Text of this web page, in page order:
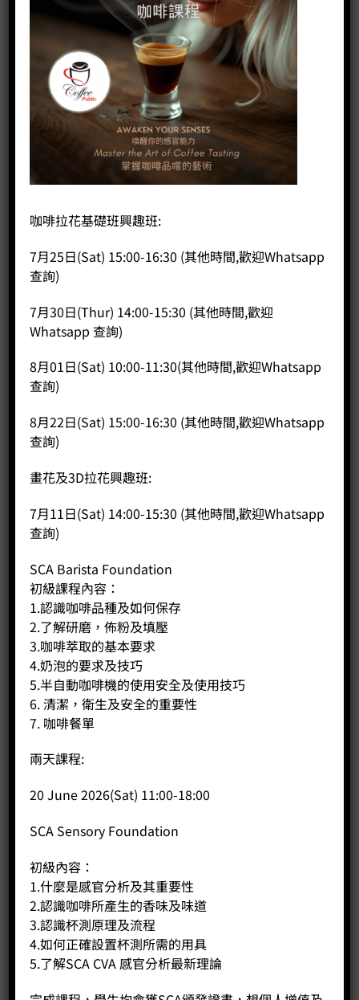
- +
S43 衣索匹亞罕貝拉可如蜜非洲收穫祭風味大賽水洗組第一名
(15克*7包)
-
BUY NOW
咖啡拉花基礎班興趣班:
7月25日(Sat) 15:00-16:30 (其他時間,歡迎Whatsapp
查詢)
7月30日(Thur) 14:00-15:30 (其他時間,歡迎
Whatsapp 查詢)
8月01日(Sat) 10:00-11:30(其他時間,歡迎Whatsapp
查詢)
8月22日(Sat) 15:00-16:30 (其他時間,歡迎Whatsapp
查詢)
畫花及3D拉花興趣班:
7月11日(Sat) 14:00-15:30 (其他時間,歡迎Whatsapp
查詢)
SCA Barista Foundation
初級課程內容：
1.認識咖啡品種及如何保存
2.了解研磨，佈粉及填壓
3.咖啡萃取的基本要求
4.奶泡的要求及技巧
5.半自動咖啡機的使用安全及使用技巧
6. 清潔，衛生及安全的重要性
7. 咖啡餐單
兩天課程:
20 June 2026(Sat) 11:00-18:00
SCA Sensory Foundation
初級內容：
1.什麼是感官分析及其重要性
2.認識咖啡所產生的香味及味道
3.認識杯測原理及流程
4.如何正確設置杯測所需的用具
5.了解SCA CVA 感官分析最新理論